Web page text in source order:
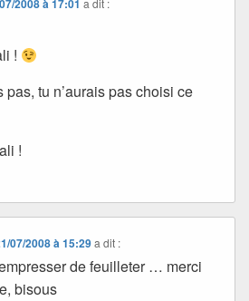
2008 à 17:01 a dit :
!
tu n’aurais pas choisi ce
!
07/2008 à 15:29 a dit :
de feuilleter … merci
bisous